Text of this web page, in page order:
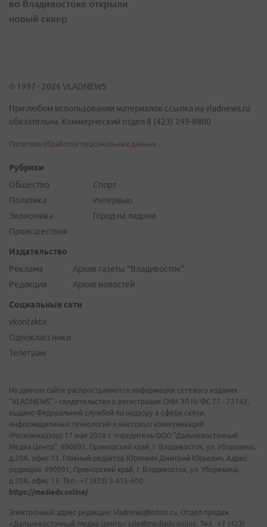
во Владивостоке открыли
новый сквер
© 1997 - 2026 VLADNEWS
При любом использовании материалов ссылка на vladnews.ru
обязательна. Коммерческий отдел 8 (423) 249-8800
Политика обработки персональных данных
Рубрики
Общество
Политика
Экономика
Происшествия
Спорт
Интервью
Город на ладони
Издательство
Реклама
Редакция
Архив газеты "Владивосток"
Архив новостей
Социальные сети
vkontakte
Одноклассники
Телеграм
На данном сайте распространяется информация сетевого издания
"VLADNEWS" - свидетельство о регистрации СМИ ЭЛ № ФС 77 - 72742,
выдано Федеральной службой по надзору в сфере связи,
информационных технологий и массовых коммуникаций
(Роскомнадзор) 17 мая 2018 г. Учредитель ООО "Дальневосточный
Медиа Центр". 690091, Приморский край, г. Владивосток, ул. Уборевича,
д.20А, офис 13. Главный редактор Юркевич Дмитрий Юрьевич. Адрес
редакции: 690091, Приморский край, г. Владивосток, ул. Уборевича,
д.20А, офис 13. Тел.: +7 (423) 2-415-600.
https://mediadv.online/
Электронный адрес редакции: vladnews@inbox.ru. Отдел продаж
«Дальневосточный Медиа Центр» sale@mediadv.online. Тел.: +7 (423)